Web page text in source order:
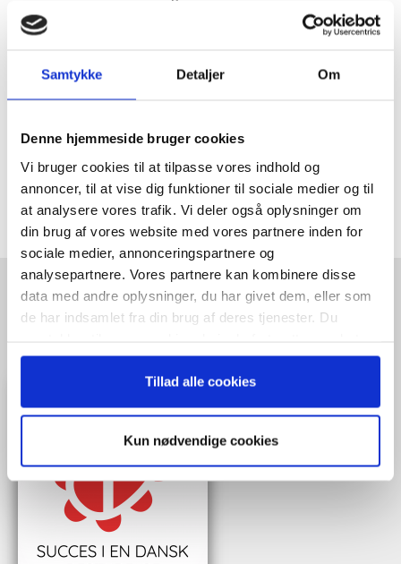
Samtykke Detaljer Om
Denne hjemmeside bruger cookies
Vi bruger cookies til at tilpasse vores indhold og
annoncer, til at vise dig funktioner til sociale medier og til
at analysere vores trafik. Vi deler også oplysninger om
din brug af vores website med vores partnere inden for
sociale medier, annonceringspartnere og
analysepartnere. Vores partnere kan kombinere disse
data med andre oplysninger, du har givet dem, eller som
de har indsamlet fra din brug af deres tjenester. Du
anvende vores hjemmeside.
Tillad alle cookies
Kun nødvendige cookies
ESG/ CSR
Økonomisk Rådgivning
Log ind
HENT GRATIS E-BOG "SUCCES I